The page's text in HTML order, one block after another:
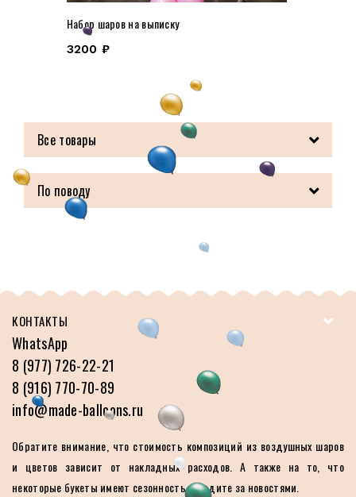
Набор шаров на выписку
3200 ₽
Все товары
По поводу
КОНТАКТЫ
WhatsApp
8 (977) 726-22-21
8 (916) 770-70-89
info@made-balloons.ru
Обратите внимание, что стоимость композиций из воздушных шаров
и цветов зависит от накладных расходов. А также на то, что
некоторые букеты имеют сезонность. Следите за новостями.